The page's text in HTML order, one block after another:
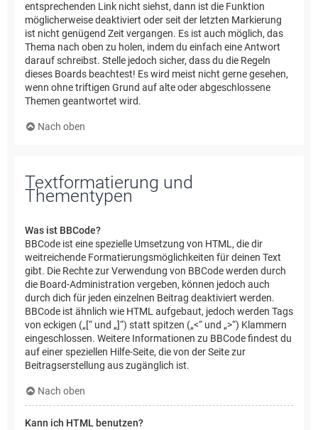
entsprechenden Link nicht siehst, dann ist die Funktion
möglicherweise deaktiviert oder seit der letzten Markierung
ist nicht genügend Zeit vergangen. Es ist auch möglich, das
Thema nach oben zu holen, indem du einfach eine Antwort
darauf schreibst. Stelle jedoch sicher, dass du die Regeln
dieses Boards beachtest! Es wird meist nicht gerne gesehen,
wenn ohne triftigen Grund auf alte oder abgeschlossene
Themen geantwortet wird.
Nach oben
Textformatierung und
Thementypen
Was ist BBCode?
BBCode ist eine spezielle Umsetzung von HTML, die dir
weitreichende Formatierungsmöglichkeiten für deinen Text
gibt. Die Rechte zur Verwendung von BBCode werden durch
die Board-Administration vergeben, können jedoch auch
durch dich für jeden einzelnen Beitrag deaktiviert werden.
BBCode ist ähnlich wie HTML aufgebaut, jedoch werden Tags
von eckigen („[“ und „]“) statt spitzen („<“ und „>“) Klammern
eingeschlossen. Weitere Informationen zu BBCode findest du
auf einer speziellen Hilfe-Seite, die von der Seite zur
Beitragserstellung aus zugänglich ist.
Nach oben
Kann ich HTML benutzen?